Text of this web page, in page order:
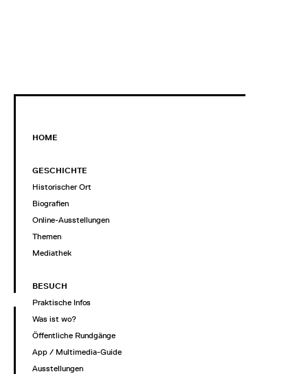
HOME
GESCHICHTE
Historischer Ort
Biografien
Online-Ausstellungen
Themen
Mediathek
BESUCH
Praktische Infos
Was ist wo?
Öffentliche Rundgänge
App / Multimedia-Guide
Ausstellungen